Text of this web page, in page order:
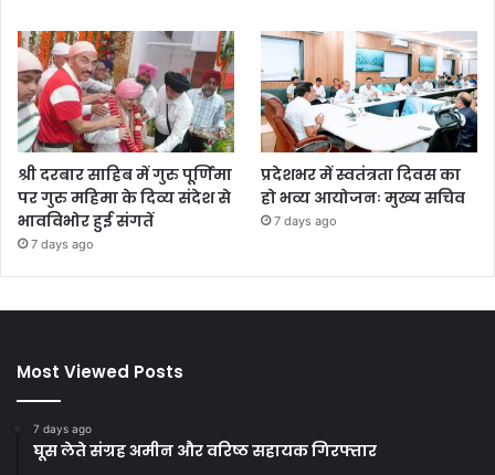
श्री दरबार साहिब में गुरु पूर्णिमा
पर गुरु महिमा के दिव्य संदेश से
भावविभोर हुई संगतें
7 days ago
प्रदेशभर में स्वतंत्रता दिवस का
हो भव्य आयोजनः मुख्य सचिव
7 days ago
Most Viewed Posts
7 days ago
घूस लेते संग्रह अमीन और वरिष्ठ सहायक गिरफ्तार